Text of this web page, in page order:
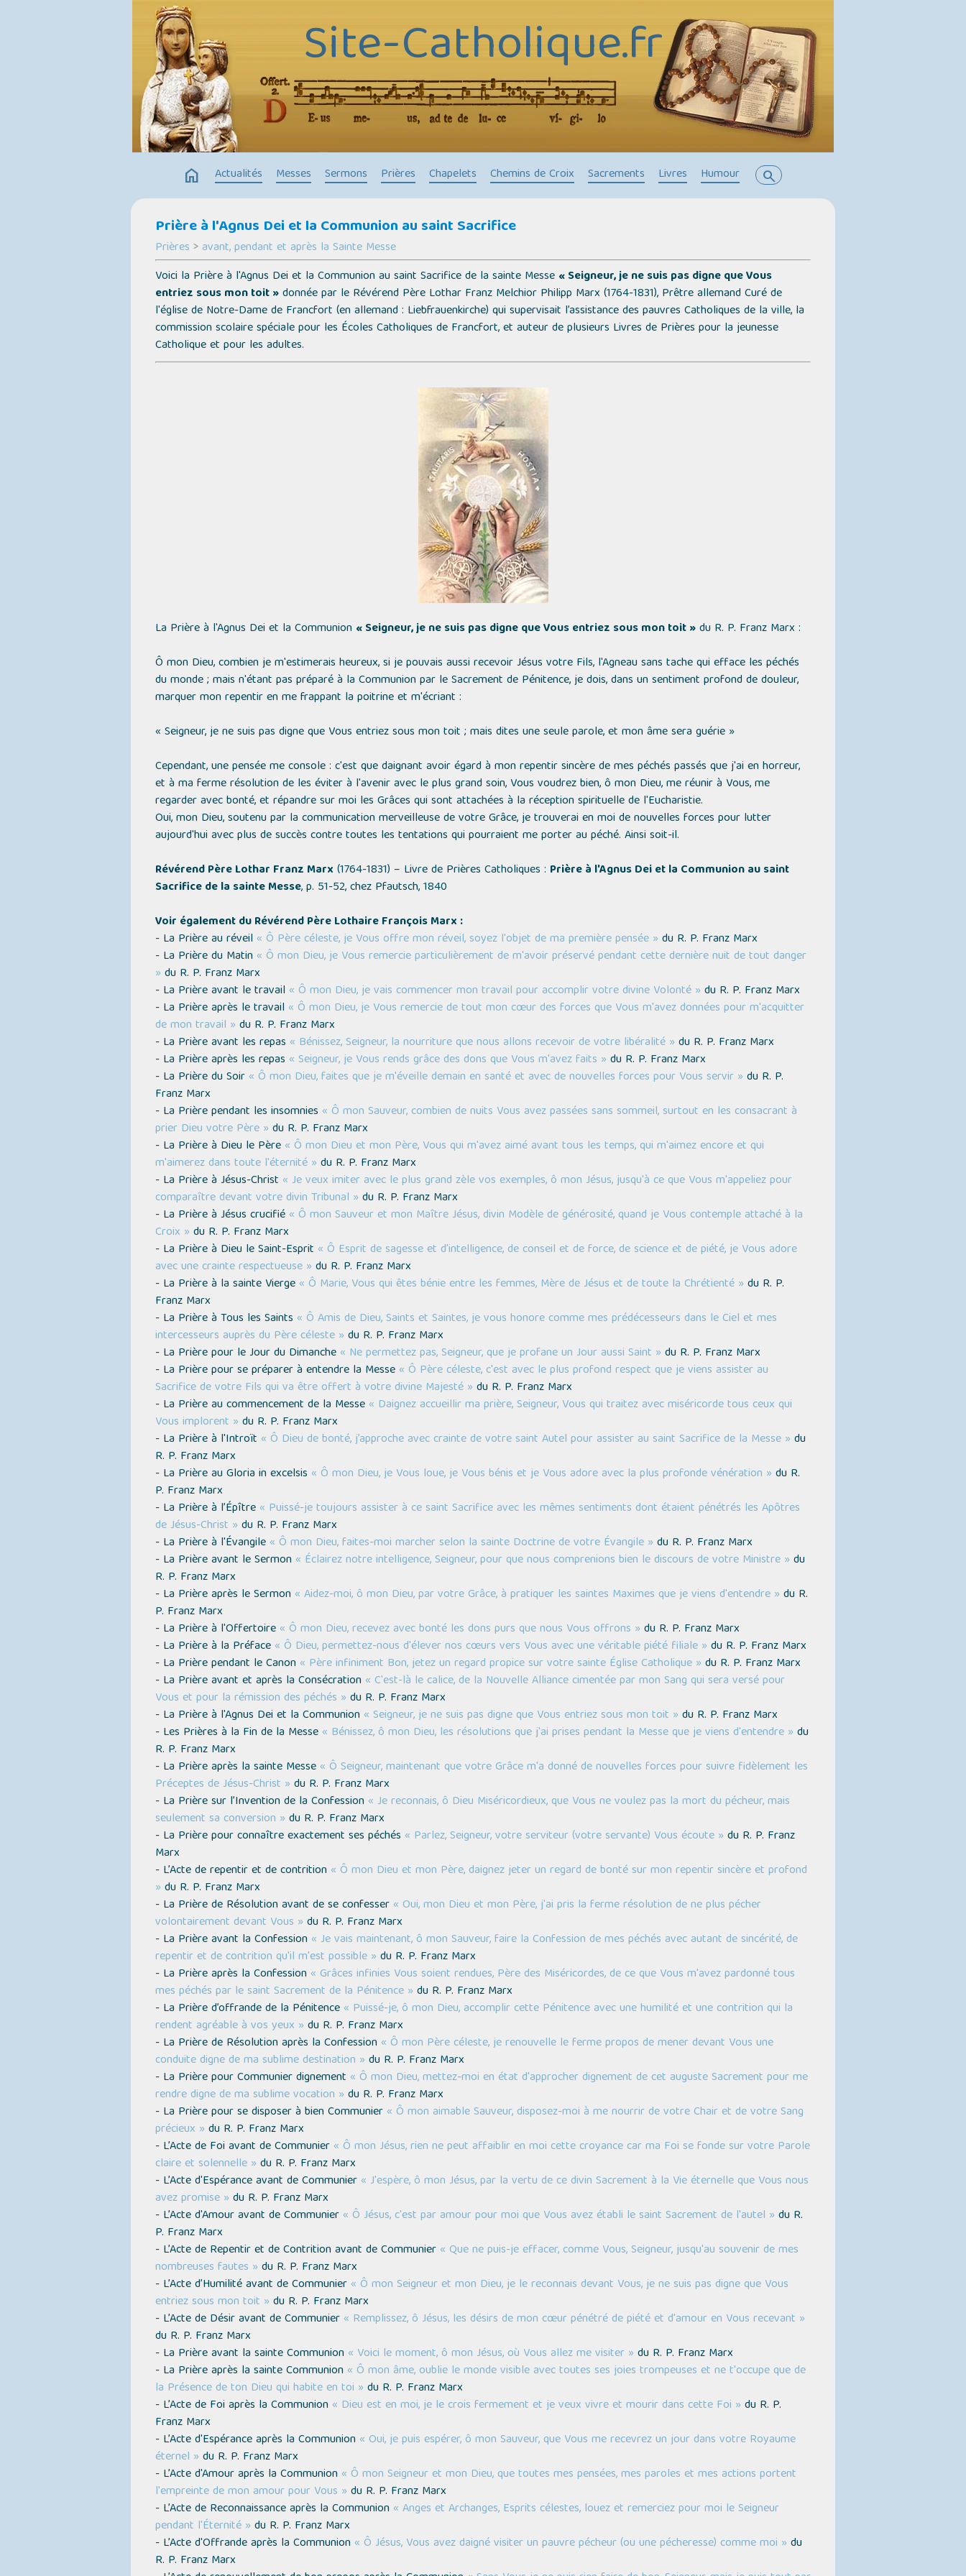
Site-Catholique.fr
home Actualités Messes Sermons Prières Chapelets Chemins de Croix Sacrements Livres Humour search
Prière à l'Agnus Dei et la Communion au saint Sacrifice
Prières > avant, pendant et après la Sainte Messe
Voici la Prière à l'Agnus Dei et la Communion au saint Sacrifice de la sainte Messe « Seigneur, je ne suis pas digne que Vous
entriez sous mon toit »donnée par le Révérend Père Lothar Franz Melchior Philipp Marx (1764-1831), Prêtre allemand Curé de
l'église de Notre-Dame de Francfort (en allemand : Liebfrauenkirche) qui supervisait l’assistance des pauvres Catholiques de la ville, la
commission scolaire spéciale pour les Écoles Catholiques de Francfort, et auteur de plusieurs Livres de Prières pour la jeunesse
Catholique et pour les adultes.
La Prière à l'Agnus Dei et la Communion « Seigneur, je ne suis pas digne que Vous entriez sous mon toit »du R. P. Franz Marx :
Ô mon Dieu, combien je m'estimerais heureux, si je pouvais aussi recevoir Jésus votre Fils, l'Agneau sans tache qui efface les péchés
du monde ; mais n'étant pas préparé à la Communion par le Sacrement de Pénitence, je dois, dans un sentiment profond de douleur,
marquer mon repentir en me frappant la poitrine et m'écriant :
« Seigneur, je ne suis pas digne que Vous entriez sous mon toit ; mais dites une seule parole, et mon âme sera guérie »
Cependant, une pensée me console : c'est que daignant avoir égard à mon repentir sincère de mes péchés passés que j'ai en horreur,
et à ma ferme résolution de les éviter à l'avenir avec le plus grand soin, Vous voudrez bien, ô mon Dieu, me réunir à Vous, me
regarder avec bonté, et répandre sur moi les Grâces qui sont attachées à la réception spirituelle de l'Eucharistie.
Oui, mon Dieu, soutenu par la communication merveilleuse de votre Grâce, je trouverai en moi de nouvelles forces pour lutter
aujourd'hui avec plus de succès contre toutes les tentations qui pourraient me porter au péché. Ainsi soit-il.
Révérend Père Lothar Franz Marx (1764-1831) – Livre de Prières Catholiques : Prière à l'Agnus Dei et la Communion au saint
Sacrifice de la sainte Messe, p. 51-52, chez Pfautsch, 1840
Voir également du Révérend Père Lothaire François Marx :
- La Prière au réveil « Ô Père céleste, je Vous offre mon réveil, soyez l'objet de ma première pensée » du R. P. Franz Marx
- La Prière du Matin « Ô mon Dieu, je Vous remercie particulièrement de m'avoir préservé pendant cette dernière nuit de tout danger
» du R. P. Franz Marx
- La Prière avant le travail « Ô mon Dieu, je vais commencer mon travail pour accomplir votre divine Volonté » du R. P. Franz Marx
- La Prière après le travail « Ô mon Dieu, je Vous remercie de tout mon cœur des forces que Vous m'avez données pour m'acquitter
de mon travail » du R. P. Franz Marx
- La Prière avant les repas « Bénissez, Seigneur, la nourriture que nous allons recevoir de votre libéralité » du R. P. Franz Marx
- La Prière après les repas « Seigneur, je Vous rends grâce des dons que Vous m'avez faits » du R. P. Franz Marx
- La Prière du Soir « Ô mon Dieu, faites que je m'éveille demain en santé et avec de nouvelles forces pour Vous servir » du R. P.
Franz Marx
- La Prière pendant les insomnies « Ô mon Sauveur, combien de nuits Vous avez passées sans sommeil, surtout en les consacrant à
prier Dieu votre Père » du R. P. Franz Marx
- La Prière à Dieu le Père « Ô mon Dieu et mon Père, Vous qui m'avez aimé avant tous les temps, qui m'aimez encore et qui
m'aimerez dans toute l'éternité » du R. P. Franz Marx
- La Prière à Jésus-Christ « Je veux imiter avec le plus grand zèle vos exemples, ô mon Jésus, jusqu'à ce que Vous m'appeliez pour
comparaître devant votre divin Tribunal » du R. P. Franz Marx
- La Prière à Jésus crucifié « Ô mon Sauveur et mon Maître Jésus, divin Modèle de générosité, quand je Vous contemple attaché à la
Croix » du R. P. Franz Marx
- La Prière à Dieu le Saint-Esprit « Ô Esprit de sagesse et d'intelligence, de conseil et de force, de science et de piété, je Vous adore
avec une crainte respectueuse » du R. P. Franz Marx
- La Prière à la sainte Vierge « Ô Marie, Vous qui êtes bénie entre les femmes, Mère de Jésus et de toute la Chrétienté » du R. P.
Franz Marx
- La Prière à Tous les Saints « Ô Amis de Dieu, Saints et Saintes, je vous honore comme mes prédécesseurs dans le Ciel et mes
intercesseurs auprès du Père céleste » du R. P. Franz Marx
- La Prière pour le Jour du Dimanche « Ne permettez pas, Seigneur, que je profane un Jour aussi Saint » du R. P. Franz Marx
- La Prière pour se préparer à entendre la Messe « Ô Père céleste, c'est avec le plus profond respect que je viens assister au
Sacrifice de votre Fils qui va être offert à votre divine Majesté » du R. P. Franz Marx
- La Prière au commencement de la Messe « Daignez accueillir ma prière, Seigneur, Vous qui traitez avec miséricorde tous ceux qui
Vous implorent » du R. P. Franz Marx
- La Prière à l'Introït « Ô Dieu de bonté, j’approche avec crainte de votre saint Autel pour assister au saint Sacrifice de la Messe » du
R. P. Franz Marx
- La Prière au Gloria in excelsis « Ô mon Dieu, je Vous loue, je Vous bénis et je Vous adore avec la plus profonde vénération » du R.
P. Franz Marx
- La Prière à l’Épître « Puissé-je toujours assister à ce saint Sacrifice avec les mêmes sentiments dont étaient pénétrés les Apôtres
de Jésus-Christ » du R. P. Franz Marx
- La Prière à l'Évangile « Ô mon Dieu, faites-moi marcher selon la sainte Doctrine de votre Évangile » du R. P. Franz Marx
- La Prière avant le Sermon « Éclairez notre intelligence, Seigneur, pour que nous comprenions bien le discours de votre Ministre » du
R. P. Franz Marx
- La Prière après le Sermon « Aidez-moi, ô mon Dieu, par votre Grâce, à pratiquer les saintes Maximes que je viens d'entendre » du R.
P. Franz Marx
- La Prière à l'Offertoire « Ô mon Dieu, recevez avec bonté les dons purs que nous Vous offrons » du R. P. Franz Marx
- La Prière à la Préface « Ô Dieu, permettez-nous d'élever nos cœurs vers Vous avec une véritable piété filiale » du R. P. Franz Marx
- La Prière pendant le Canon « Père infiniment Bon, jetez un regard propice sur votre sainte Église Catholique » du R. P. Franz Marx
- La Prière avant et après la Consécration « C'est-là le calice, de la Nouvelle Alliance cimentée par mon Sang qui sera versé pour
Vous et pour la rémission des péchés » du R. P. Franz Marx
- La Prière à l'Agnus Dei et la Communion « Seigneur, je ne suis pas digne que Vous entriez sous mon toit » du R. P. Franz Marx
- Les Prières à la Fin de la Messe « Bénissez, ô mon Dieu, les résolutions que j'ai prises pendant la Messe que je viens d'entendre » du
R. P. Franz Marx
- La Prière après la sainte Messe « Ô Seigneur, maintenant que votre Grâce m'a donné de nouvelles forces pour suivre fidèlement les
Préceptes de Jésus-Christ » du R. P. Franz Marx
- La Prière sur l’Invention de la Confession « Je reconnais, ô Dieu Miséricordieux, que Vous ne voulez pas la mort du pécheur, mais
seulement sa conversion » du R. P. Franz Marx
- La Prière pour connaître exactement ses péchés « Parlez, Seigneur, votre serviteur (votre servante) Vous écoute » du R. P. Franz
Marx
- L’Acte de repentir et de contrition « Ô mon Dieu et mon Père, daignez jeter un regard de bonté sur mon repentir sincère et profond
» du R. P. Franz Marx
- La Prière de Résolution avant de se confesser « Oui, mon Dieu et mon Père, j'ai pris la ferme résolution de ne plus pécher
volontairement devant Vous » du R. P. Franz Marx
- La Prière avant la Confession « Je vais maintenant, ô mon Sauveur, faire la Confession de mes péchés avec autant de sincérité, de
repentir et de contrition qu'il m'est possible » du R. P. Franz Marx
- La Prière après la Confession « Grâces infinies Vous soient rendues, Père des Miséricordes, de ce que Vous m'avez pardonné tous
mes péchés par le saint Sacrement de la Pénitence » du R. P. Franz Marx
- La Prière d’offrande de la Pénitence « Puissé-je, ô mon Dieu, accomplir cette Pénitence avec une humilité et une contrition qui la
rendent agréable à vos yeux » du R. P. Franz Marx
- La Prière de Résolution après la Confession « Ô mon Père céleste, je renouvelle le ferme propos de mener devant Vous une
conduite digne de ma sublime destination » du R. P. Franz Marx
- La Prière pour Communier dignement « Ô mon Dieu, mettez-moi en état d'approcher dignement de cet auguste Sacrement pour me
rendre digne de ma sublime vocation » du R. P. Franz Marx
- La Prière pour se disposer à bien Communier « Ô mon aimable Sauveur, disposez-moi à me nourrir de votre Chair et de votre Sang
précieux » du R. P. Franz Marx
- L’Acte de Foi avant de Communier « Ô mon Jésus, rien ne peut affaiblir en moi cette croyance car ma Foi se fonde sur votre Parole
claire et solennelle » du R. P. Franz Marx
- L’Acte d'Espérance avant de Communier « J'espère, ô mon Jésus, par la vertu de ce divin Sacrement à la Vie éternelle que Vous nous
avez promise » du R. P. Franz Marx
- L’Acte d'Amour avant de Communier « Ô Jésus, c'est par amour pour moi que Vous avez établi le saint Sacrement de l'autel » du R.
P. Franz Marx
- L’Acte de Repentir et de Contrition avant de Communier « Que ne puis-je effacer, comme Vous, Seigneur, jusqu'au souvenir de mes
nombreuses fautes » du R. P. Franz Marx
- L’Acte d’Humilité avant de Communier « Ô mon Seigneur et mon Dieu, je le reconnais devant Vous, je ne suis pas digne que Vous
entriez sous mon toit » du R. P. Franz Marx
- L’Acte de Désir avant de Communier « Remplissez, ô Jésus, les désirs de mon cœur pénétré de piété et d'amour en Vous recevant »
du R. P. Franz Marx
- La Prière avant la sainte Communion « Voici le moment, ô mon Jésus, où Vous allez me visiter » du R. P. Franz Marx
- La Prière après la sainte Communion « Ô mon âme, oublie le monde visible avec toutes ses joies trompeuses et ne t'occupe que de
la Présence de ton Dieu qui habite en toi » du R. P. Franz Marx
- L’Acte de Foi après la Communion « Dieu est en moi, je le crois fermement et je veux vivre et mourir dans cette Foi » du R. P.
Franz Marx
- L’Acte d'Espérance après la Communion « Oui, je puis espérer, ô mon Sauveur, que Vous me recevrez un jour dans votre Royaume
éternel » du R. P. Franz Marx
- L’Acte d'Amour après la Communion « Ô mon Seigneur et mon Dieu, que toutes mes pensées, mes paroles et mes actions portent
l'empreinte de mon amour pour Vous » du R. P. Franz Marx
- L’Acte de Reconnaissance après la Communion « Anges et Archanges, Esprits célestes, louez et remerciez pour moi le Seigneur
pendant l'Éternité » du R. P. Franz Marx
- L’Acte d'Offrande après la Communion « Ô Jésus, Vous avez daigné visiter un pauvre pécheur (ou une pécheresse) comme moi » du
R. P. Franz Marx